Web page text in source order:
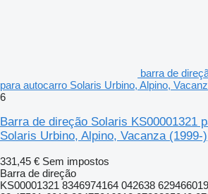
barra de
para autocarro Solaris Urbino, Alpino,
6
Barra de direção Solaris KS00001321
Solaris Urbino, Alpino, Vacanza (1999-)
331,45 € Sem impostos
Barra de direção
KS00001321 8346974164 042638